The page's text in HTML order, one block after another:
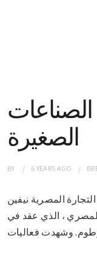
الصغيرة
BY 6 YEARS AGO
التجارة المصرية نيفين
، الذي عقد في